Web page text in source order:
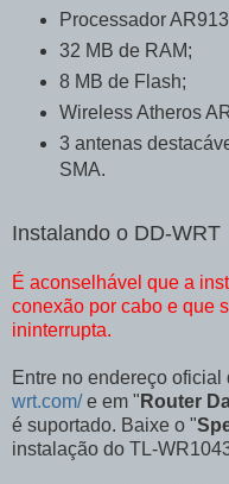
Processador
32 MB de RAM;
8 MB de Flash;
Wireless Atheros
3 antenas
SMA.
Instalando o DD-WRT
É aconselhável que a
conexão por cabo e que
ininterrupta.
Entre no endereço oficial
wrt.com/e em " Router
é suportado. Baixe o "
instalação do TL-